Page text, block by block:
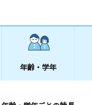
年齢・学年